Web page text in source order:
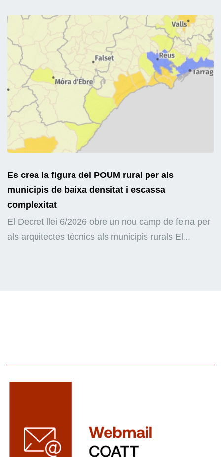
Es crea la figura del POUM rural per als
municipis de baixa densitat i escassa
complexitat
El Decret llei 6/2026 obre un nou camp de feina per
als arquitectes tècnics als municipis rurals El...